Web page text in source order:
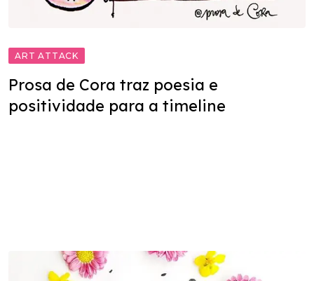
ART ATTACK
Prosa de Cora traz poesia e
positividade para a timeline